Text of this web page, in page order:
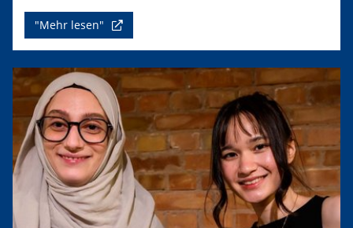
"Mehr lesen"